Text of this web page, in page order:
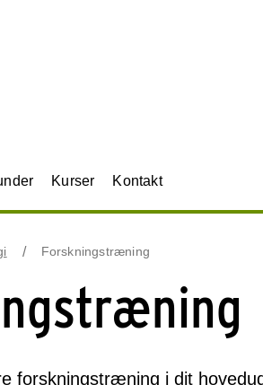
Kurser Kontakt
Forskningstræning
forskningstræning i dit